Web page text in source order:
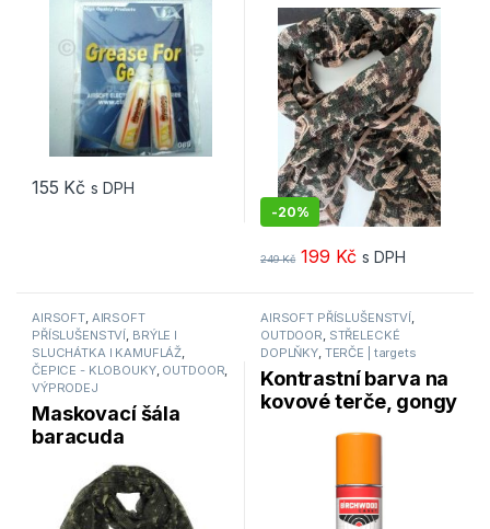
155 Kč s DPH
-20%
249Kč 199 Kč s DPH
AIRSOFT, AIRSOFT
PŘÍSLUŠENSTVÍ, BRÝLE l
SLUCHÁTKA l KAMUFLÁŽ,
ČEPICE - KLOBOUKY, OUTDOOR,
VÝPRODEJ
Maskovací šála
baracuda
FLECKTARN – MFH
AIRSOFT PŘÍSLUŠENSTVÍ,
OUTDOOR, STŘELECKÉ
DOPLŇKY, TERČE | targets
Kontrastní barva na
kovové terče, gongy